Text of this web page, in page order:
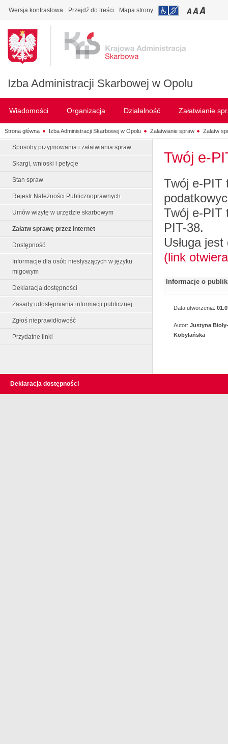
Wersja kontrastowa Przejdź do treści Mapa strony
Izba Administracji Skarbowej w Opolu
Wiadomości Organizacja Działalność Załatwianie
Strona główna Izba Administracji Skarbowej w Opolu Załatwianie spraw Załatw
Sposoby przyjmowania i załatwiania spraw
Skargi, wnioski i petycje
Stan spraw
Rejestr Należności Publicznoprawnych
Umów wizytę w urzędzie skarbowym
Załatw sprawę przez Internet
Dostępność
Informacje dla osób niesłyszących w języku
migowym
Deklaracja dostępności
Zasady udostępniania informacji publicznej
Zgłoś nieprawidłowość
Przydatne linki
Twój e-
Twój e-PIT
Twój e-PIT
PIT-38.
Usługa
(link
Informacje o
Data utworzenia:
Autor: Justyna Bioły-
Kobylańska
Deklaracja dostępności